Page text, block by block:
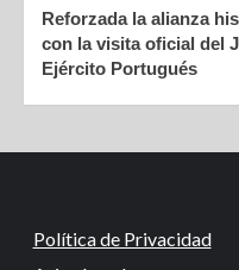
Reforzada la alianza
con la visita oficial del
Ejército Portugués
Política de Privacidad